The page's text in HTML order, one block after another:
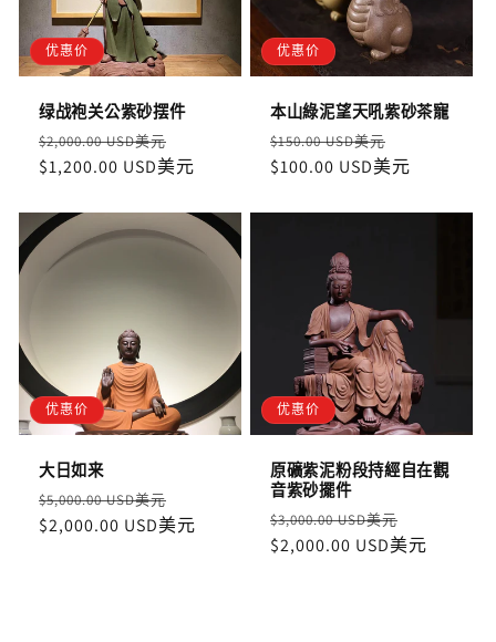
优惠价
绿战袍关公紫砂摆件
定
價
$2,000.00 USD美元
價
$1,200.00 USD美元
优惠价
本山綠泥望天吼紫砂茶寵
定
價
$150.00 USD美元
價
$100.00 USD美元
优惠价
大日如来
定
價
$5,000.00 USD美元
價
$2,000.00 USD美元
优惠价
原礦紫泥粉段持經自在觀
音紫砂擺件
定
價
$3,000.00 USD美元
價
$2,000.00 USD美元